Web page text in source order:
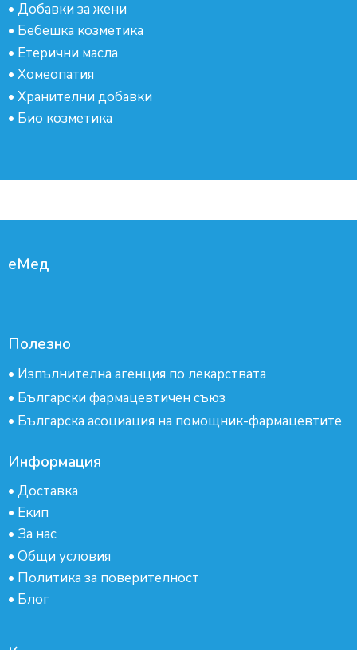
• Добавки за жени
• Бебешка козметика
• Етерични масла
• Хомеопатия
• Хранителни добавки
• Био козметика
еМед
Полезно
• Изпълнителна агенция по лекарствата
• Български фармацевтичен съюз
• Българска асоциация на помощник-фармацевтите
Информация
• Доставка
• Екип
• За нас
• Общи условия
• Политика за поверителност
• Блог